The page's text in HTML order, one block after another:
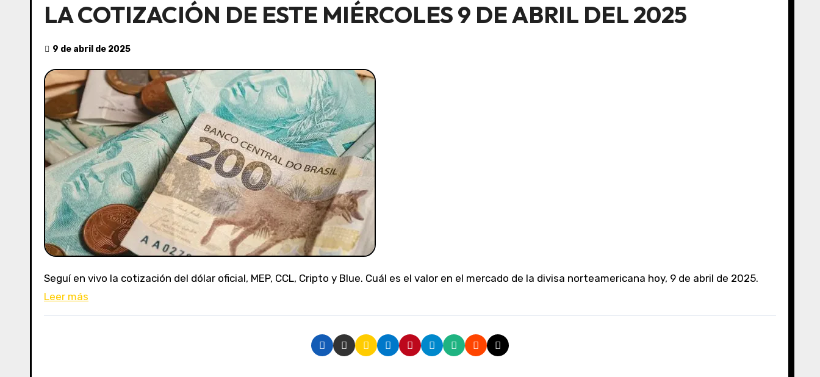
LA COTIZACIÓN DE ESTE MIÉRCOLES 9 DE ABRIL DEL 2025
9 de abril de 2025
Seguí en vivo la cotización del dólar oficial, MEP, CCL, Cripto y Blue. Cuál es el valor en el mercado de la divisa norteamericana hoy, 9 de abril de 2025.
Leer más